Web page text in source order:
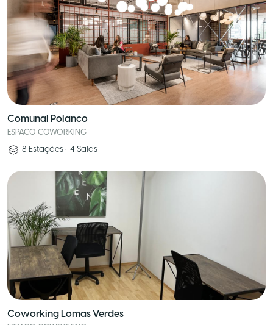
Comunal Polanco
ESPACO COWORKING
8 Estações • 4 Salas
Coworking Lomas Verdes